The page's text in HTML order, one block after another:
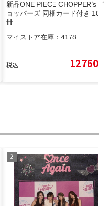
新品ONE PIECE CHOPPER’s チ
ョッパーズ 同梱カード付き 10
冊
マイストア在庫： 4178
税込 12760